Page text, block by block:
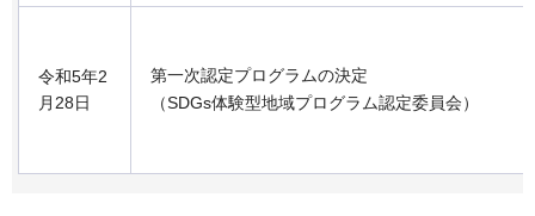
令和5年2
月28日
第一次認定プログラムの決定
（SDGs体験型地域プログラム認定委員会）